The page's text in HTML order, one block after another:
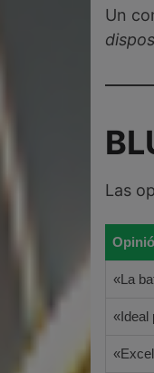
Un
Las
«La
«Ideal